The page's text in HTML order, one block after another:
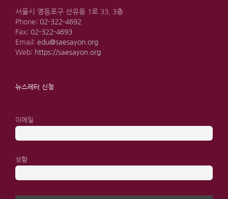
서울시 영등포구 선유동 1로 33, 3층
Phone: 02-322-4692
Fax: 02-322-4693
Email: edu@saesayon.org
Web: https://saesayon.org
뉴스레터 신청
이메일
성함